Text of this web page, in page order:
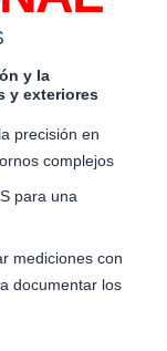
y la
y exteriores
precisión en
complejos
para una
mediciones con
documentar los